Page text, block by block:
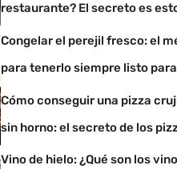
restaurante? El secreto es
Congelar el perejil fresco: el
para tenerlo siempre listo
Cómo conseguir una pizza
sin horno: el secreto de los
Vino de hielo: ¿Qué son los